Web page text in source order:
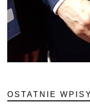
OSTATNIE WPISY